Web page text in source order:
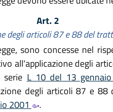
Art. 2
degli articoli 87 e 88 del
sono concesse nel
all'applicazione degli
serie L 10 del 13
degli articoli 87 e
2001
.